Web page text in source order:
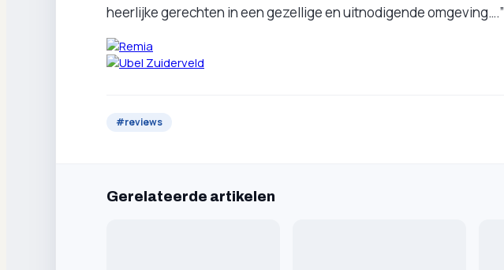
heerlijke gerechten in een gezellige en uitnodigende omgeving….”
#reviews
Gerelateerde artikelen